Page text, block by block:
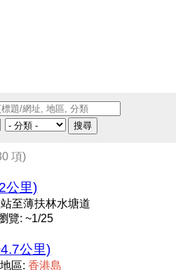
搜尋
項)
公里)
至薄扶林水塘道
覽: ~1/25
公里)
地區:香港島